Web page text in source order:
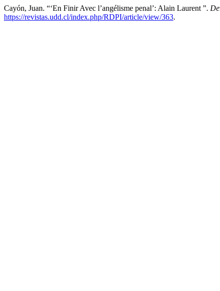
Cayón, Juan. “‘En Finir Avec l’angélisme penal’: Alain Laurent ”.
https://revistas.udd.cl/index.php/RDPI/article/view/363.